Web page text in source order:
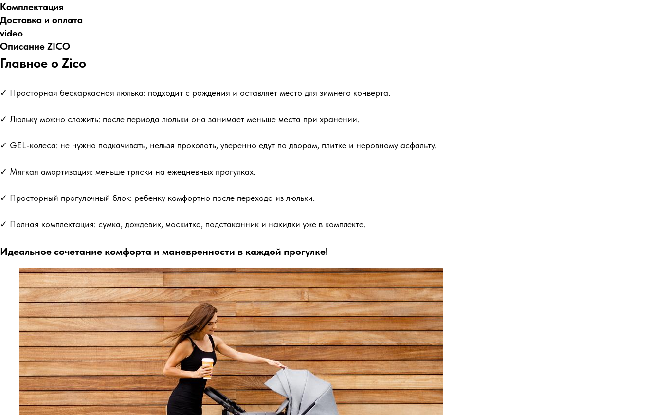
Комплектация
Доставка и оплата
video
Описание ZICO
Главное о Zico
✓ Просторная бескаркасная люлька: подходит с рождения и оставляет место для зимнего конверта.
✓ Люльку можно сложить: после периода люльки она занимает меньше места при хранении.
✓ GEL-колеса: не нужно подкачивать, нельзя проколоть, уверенно едут по дворам, плитке и неровному асфальту.
✓ Мягкая амортизация: меньше тряски на ежедневных прогулках.
✓ Просторный прогулочный блок: ребенку комфортно после перехода из люльки.
✓ Полная комплектация: сумка, дождевик, москитка, подстаканник и накидки уже в комплекте.
Идеальное сочетание комфорта и маневренности в каждой прогулке!